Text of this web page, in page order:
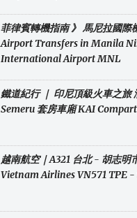
菲律賓轉機指南 》 馬尼拉國際
Airport Transfers in Manila
International Airport MNL
鐵道紀行 ｜ 印尼頂級火車之旅
Semeru 套房車廂 KAI
越南航空｜A321 台北 - 胡志明
Vietnam Airlines VN571 TPE -